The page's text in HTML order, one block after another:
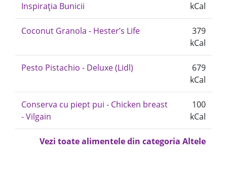
Inspirația Bunicii
kCal
Coconut Granola - Hester’s Life
379
kCal
Pesto Pistachio - Deluxe (Lidl)
679
kCal
Conserva cu piept pui - Chicken breast
- Vilgain
100
kCal
Vezi toate alimentele din categoria Altele